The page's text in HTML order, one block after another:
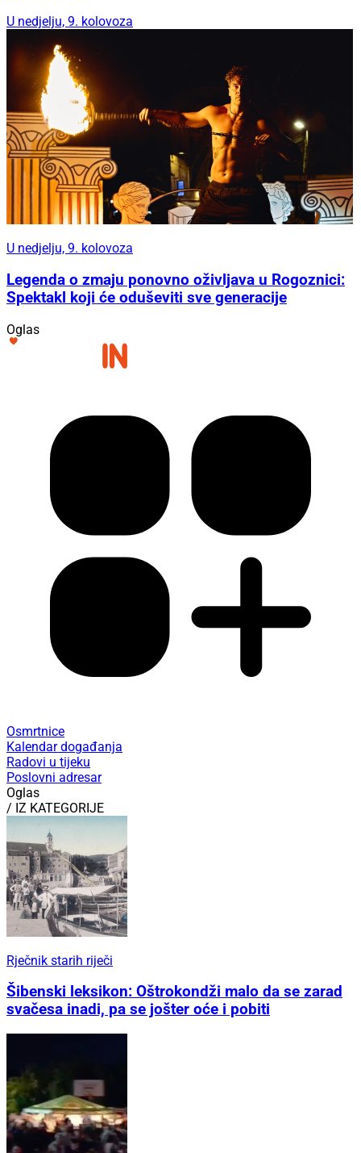
U nedjelju, 9. kolovoza
U nedjelju, 9. kolovoza
Legenda o zmaju ponovno oživljava u Rogoznici:
Spektakl koji će oduševiti sve generacije
Oglas
Osmrtnice
Kalendar događanja
Radovi u tijeku
Poslovni adresar
Oglas
/ IZ KATEGORIJE
Rječnik starih riječi
Šibenski leksikon: Oštrokondži malo da se zarad
svačesa inadi, pa se jošter oće i pobiti